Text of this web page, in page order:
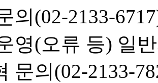
의(02-2133-
영(오류 등) 일
문의(02-2133-